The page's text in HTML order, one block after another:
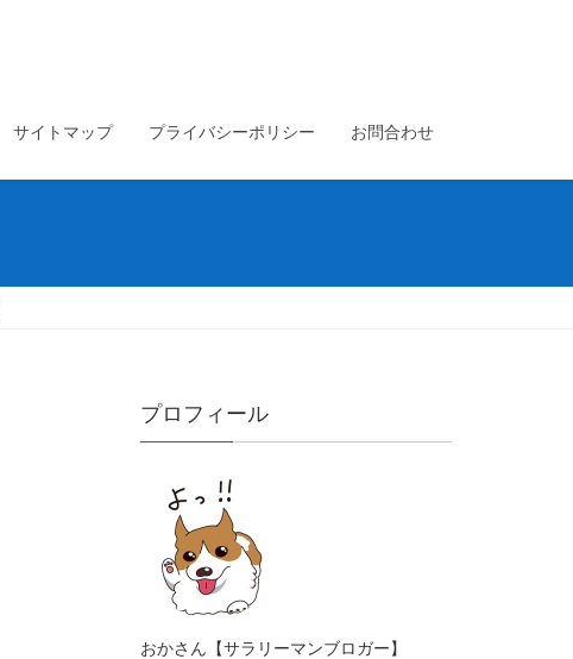
サイトマップ プライバシーポリシー お問合わせ
プロフィール
おかさん【サラリーマンブロガー】